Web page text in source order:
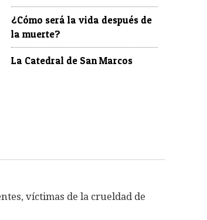
¿Cómo será la vida después de
la muerte?
La Catedral de San Marcos
víctimas de la crueldad de